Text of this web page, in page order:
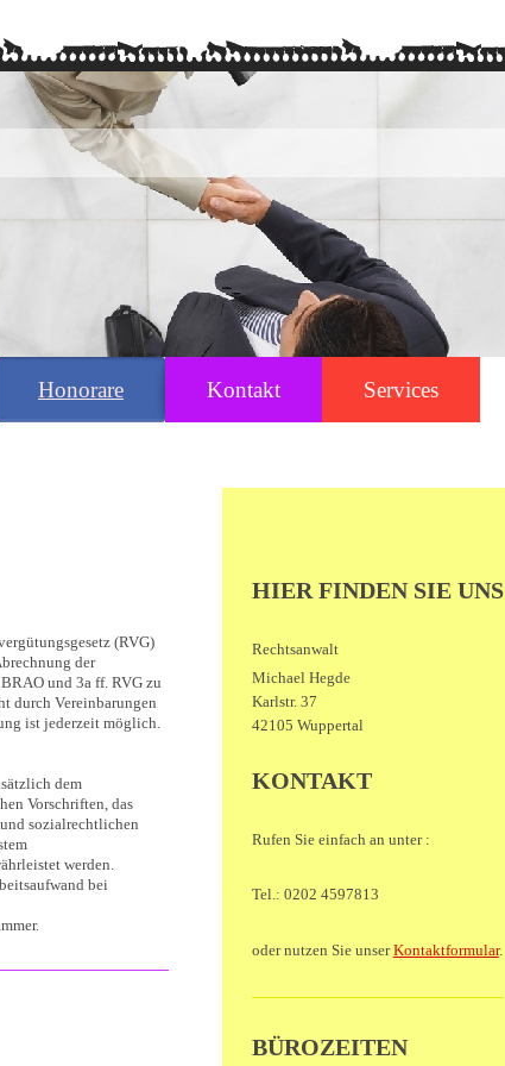
Honorare Kontakt Services
(RVG)
der
und 3a ff. RVG zu
durch Vereinbarungen
ist jederzeit möglich.
dem
Vorschriften, das
sozialrechtlichen
werden.
bei
HIER FINDEN SIE UNS
Rechtsanwalt
Michael Hegde
Karlstr. 37
42105 Wuppertal
KONTAKT
Rufen Sie einfach an unter :
Tel.: 0202 4597813
oder nutzen Sie unserKontaktformular.
BÜROZEITEN